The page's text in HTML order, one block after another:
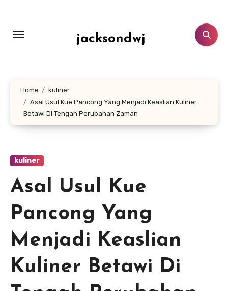
konten
jacksondwj
Home
kuliner
Asal Usul Kue Pancong Yang Menjadi Keaslian Kuliner
Betawi Di Tengah Perubahan Zaman
kuliner
Asal Usul Kue
Pancong Yang
Menjadi Keaslian
Kuliner Betawi Di